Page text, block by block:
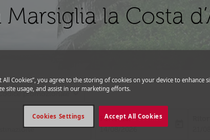
la Costa
promozionale expand_more
Partenza
fc-booking-departure-date-aria-
14/08/2026
fc-
All Cookies”, you agree to the storing of cookies on your device to enhance
site usage, and assist in our marketing efforts.
Accept All Cookies
Cookies Settings